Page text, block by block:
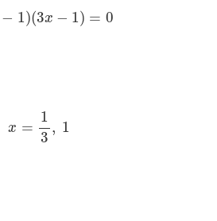
− 1)(3x − 1) = 0
−1) (3 ) =
x =
1
3
, 1
3